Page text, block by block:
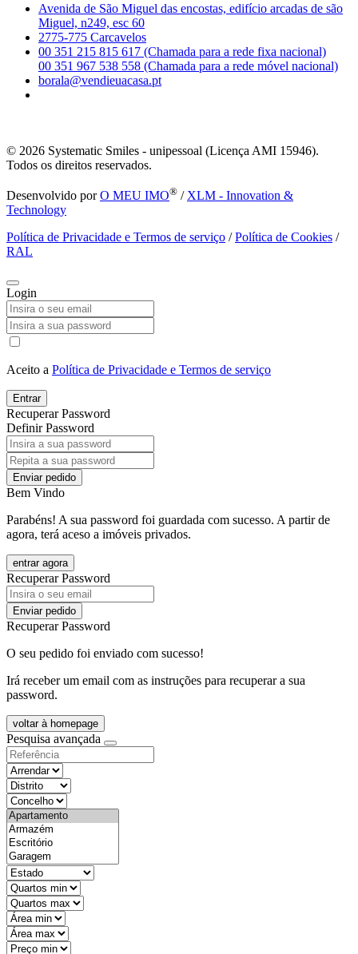
Avenida de São Miguel das encostas, edifício arcadas de são
Miguel, n249, esc 60
2775-775 Carcavelos
00 351 215 815 617 (Chamada para a rede fixa nacional)
00 351 967 538 558 (Chamada para a rede móvel nacional)
borala@vendieuacasa.pt
© 2026 Systematic Smiles - unipessoal (Licença AMI 15946).
Todos os direitos reservados.
Desenvolvido porO MEU IMO® / XLM - Innovation &
Technology
Política de Privacidade e Termos de serviço /Política de Cookies /
RAL
Login
Aceito a Política de Privacidade e Termos de serviço
Entrar
Recuperar Password
Definir Password
Enviar pedido
Bem Vindo
Parabéns! A sua password foi guardada com sucesso. A partir de
agora, terá aceso a imóveis privados.
entrar agora
Recuperar Password
Enviar pedido
Recuperar Password
O seu pedido foi enviado com sucesso!
Irá receber um email com as instruções para recuperar a sua
password.
voltar à homepage
Pesquisa avançada
objective
districtId
countyId
types
state
mintypo
maxtypo
minarea
maxarea
minprice